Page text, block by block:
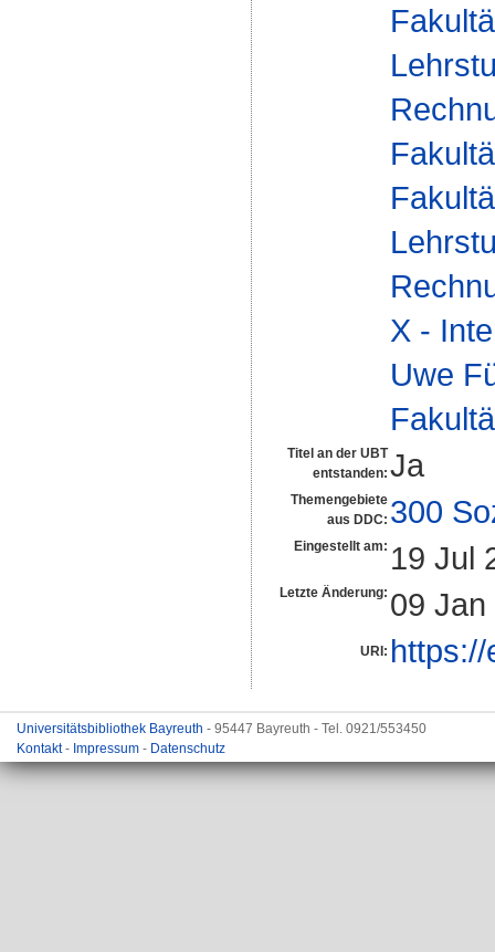
X -
Uwe
Titel an der UBT
entstanden: Ja
Themengebiete
aus DDC: 300
Eingestellt am: 19 Jul
Letzte Änderung: 09
URI:
Universitätsbibliothek Bayreuth - 95447 Bayreuth - Tel. 0921/553450
Kontakt- Impressum - Datenschutz